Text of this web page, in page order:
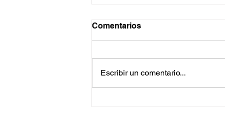
Comentarios
Escribir un comentario...